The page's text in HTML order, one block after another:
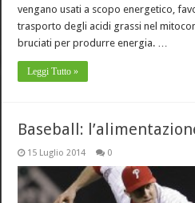
vengano usati a scopo energetico,
trasporto degli acidi grassi nel
bruciati per produrre energia. …
Leggi Tutto »
Baseball:
15 Luglio 2014 0